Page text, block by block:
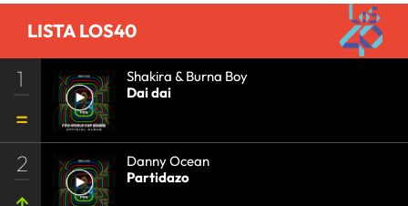
LISTA LOS40
1
Shakira & Burna Boy
Dai dai
2
Danny Ocean
Partidazo